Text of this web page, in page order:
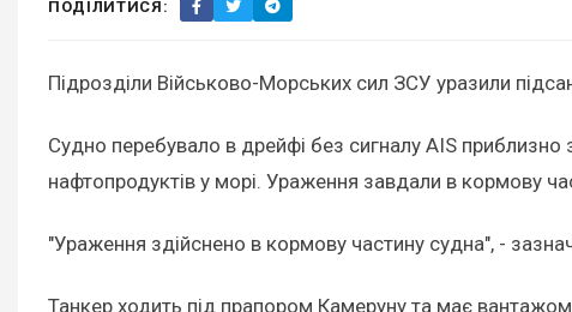
ПОДІЛИТИСЯ:
Підрозділи Військово-Морських сил ЗСУ уразили
Судно перебувало в дрейфі без сигналу AIS приблизно
нафтопродуктів у морі. Ураження завдали в кормову
"Ураження здійснено в кормову частину судна", -
Танкер ходить під прапором Камеруну та має